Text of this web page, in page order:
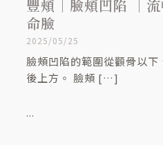
豐頰｜臉頰凹陷 ｜
命臉
2025/05/25
臉頰凹陷的範圍從顴骨以
後上方。 臉頰 […]
...